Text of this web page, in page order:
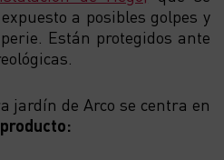
a posibles golpes y
Están protegidos ante
jardín de Arco se centra en